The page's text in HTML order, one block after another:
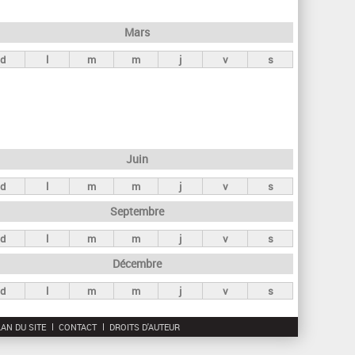
r
c
Mars
d l m m j v s
Juin
d l m m j v s
Septembre
d l m m j v s
Décembre
d l m m j v s
DU SITE CONTACT DROITS D'AUTEUR